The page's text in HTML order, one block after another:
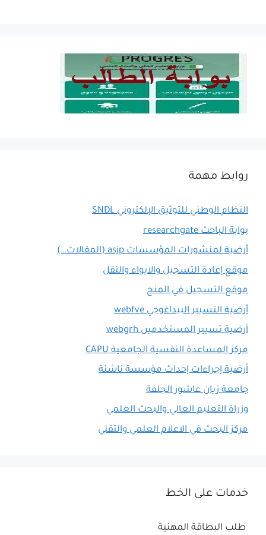
روابط مهمة
النظام الوطني للتوثيق الإلكتروني SNDL
بوابة الباحث researchgate
أرضية لمنشورات المؤسسات asjp (المقالات…)
موقع إعادة التسجيل والايواء والنقل
موقع التسجيل في المنح
أرضية التسيير البيداغوجي webfve
أرضية تسيير المستخدمين webgrh
مركز المساعدة النفسية الجامعية CAPU
أرضية إجراءات إحداث مؤسسة ناشئة
جامعة زيان عاشور الجلفة
وزراة التعليم العالي والبحث العلمي
مركز البحث في الاعلام العلمي والتقني
خدمات على الخط
طلب البطاقة المهنية